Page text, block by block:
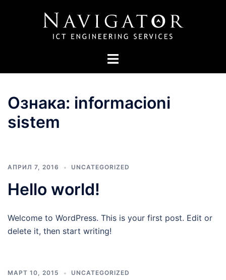
Toggle
Ознака: informacioni
sistem
АПРИЛ 7, 2016 UNCATEGORIZED
Hello world!
Welcome to WordPress. This is your first post. Edit or
delete it, then start writing!
МАРТ 10, 2015 UNCATEGORIZED